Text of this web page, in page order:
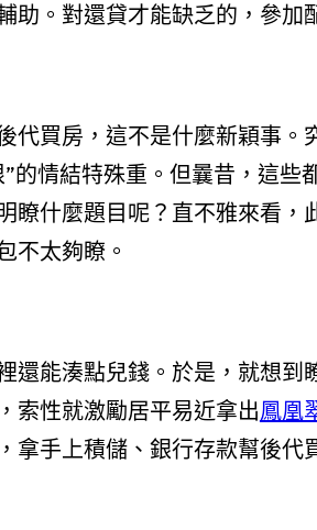
助。對還貸才能缺乏的，參加
代買房，這不是什麼新穎事。
的情結特殊重。但曩昔，這
瞭什麼題目呢？直不雅來看，
不太夠瞭。
還能湊點兒錢。於是，就想
索性就激勵居平易近拿出鳳凰
拿手上積儲、銀行存款幫後